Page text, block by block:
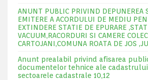
ANUNT PUBLIC PRIVIND DEPUNEREA
EMITERE A ACORDULUI DE MEDIU
EXTINDERE STATIE DE EPURARE
VACUUM,RACORDURI SI CAMERE
CARTOJANI,COMUNA ROATA DE JOS
Anunt prealabil privind afisarea
documentelor tehnice ale
sectoarele cadastrale 10,12